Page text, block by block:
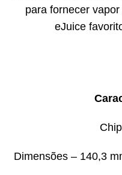
para fornecer
eJuice
Dimensões – 140,3